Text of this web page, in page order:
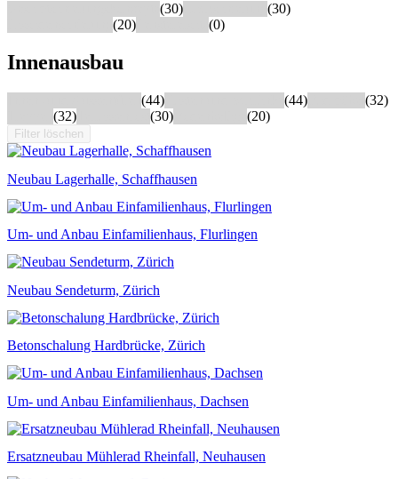
(30)
(30)
(20) (0)
Innenausbau
(44) (44)
(32)
(32) (30) (20)
Filter löschen
Neubau Lagerhalle, Schaffhausen
Um- und Anbau Einfamilienhaus, Flurlingen
Neubau Sendeturm, Zürich
Betonschalung Hardbrücke, Zürich
Um- und Anbau Einfamilienhaus, Dachsen
Ersatzneubau Mühlerad Rheinfall, Neuhausen